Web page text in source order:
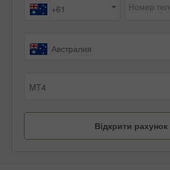
+61 Номер
Австралия
MT4